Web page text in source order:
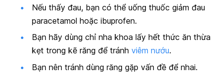
Nếu thấy đau, bạn có thể uống thuốc giảm đau
paracetamol hoặc ibuprofen.
Bạn hãy dùng chỉ nha khoa lấy hết thức ăn thừa
kẹt trong kẽ răng để tránh viêm nướu.
Bạn nên tránh dùng răng gặp vấn đề để nhai.